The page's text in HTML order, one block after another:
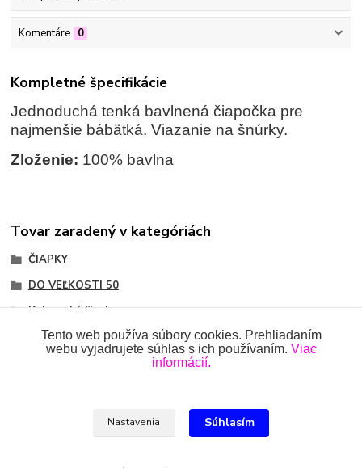
Komentáre 0
Kompletné špecifikácie
Jednoduchá tenká bavlnená čiapočka pre
najmenšie bábätká. Viazanie na šnúrky.
Zloženie: 100% bavlna
Tovar zaradený v kategóriách
ČIAPKY
DO VEĽKOSTI 50
Kojenecké čiapky
Ing.Miroslava Dvorščáková, Kružlová 110, 090 02 Kružlová,
Tento web používa súbory cookies. Prehliadaním
webu vyjadrujete súhlas s ich používaním. Viac
informácií.
Nastavenia Súhlasím